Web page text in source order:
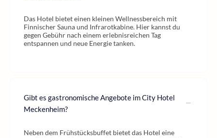
Das Hotel bietet einen kleinen Wellnessbereich mit
Finnischer Sauna und Infrarotkabine. Hier kannst du
gegen Gebühr nach einem erlebnisreichen Tag
entspannen und neue Energie tanken.
Gibt es gastronomische Angebote im City Hotel
Meckenheim?
Neben dem Frühstücksbuffet bietet das Hotel eine